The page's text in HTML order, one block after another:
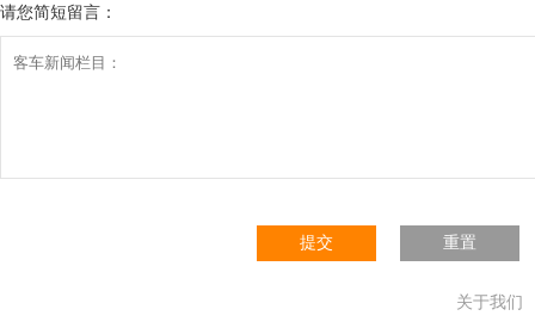
请您简短留言：
提交 重置
关于我们